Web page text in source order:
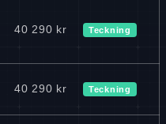
40 290 kr Teckning
40 290 kr Teckning